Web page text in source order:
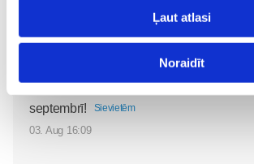
Ļaut atlasi
Noraidīt
septembrī!
Sievietēm
03. Aug 16:09